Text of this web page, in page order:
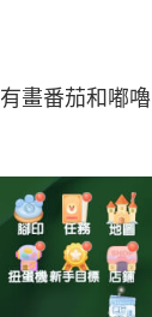
畫番茄和嘟嚕